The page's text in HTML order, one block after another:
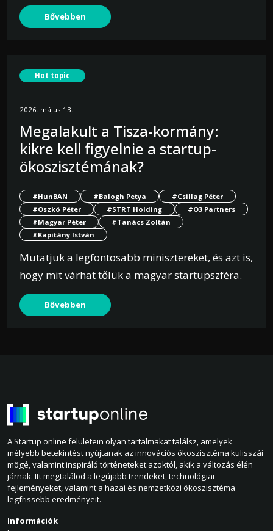
Bővebben
Hot topic
2026. május 13.
Megalakult a Tisza-kormány:
kikre kell figyelnie a startup-
ökoszisztémának?
#HunBAN #Balogh Petya
#Csillag Péter
#Oszkó Péter
#STRT Holding
#O3 Partners
#Magyar Péter
#Tanács Zoltán
#Kapitány István
Mutatjuk a legfontosabb minisztereket, és azt is,
hogy mit várhat tőlük a magyar startupszféra.
Bővebben
A Startup online felületein olyan tartalmakat találsz, amelyek
mélyebb betekintést nyújtanak az innovációs ökoszisztéma kulisszái
mögé, valamint inspiráló történeteket azoktól, akik a változás élén
járnak. Itt megtalálod a legújabb trendeket, technológiai
fejleményeket, valamint a hazai és nemzetközi ökoszisztéma
legfrissebb eredményeit.
Információk